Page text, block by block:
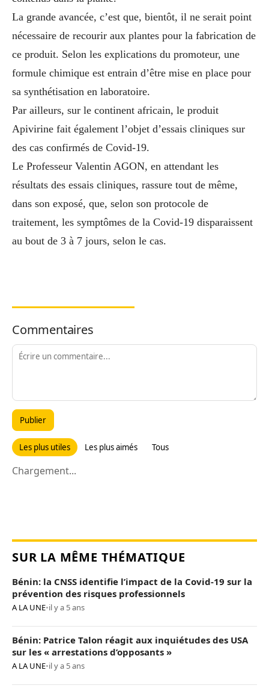
La grande avancée, c’est que, bientôt, il ne serait point
nécessaire de recourir aux plantes pour la fabrication de
ce produit. Selon les explications du promoteur, une
formule chimique est entrain d’être mise en place pour
sa synthétisation en laboratoire.
Par ailleurs, sur le continent africain, le produit
Apivirine fait également l’objet d’essais cliniques sur
des cas confirmés de Covid-19.
Le Professeur Valentin AGON, en attendant les
résultats des essais cliniques, rassure tout de même,
dans son exposé, que, selon son protocole de
traitement, les symptômes de la Covid-19 disparaissent
au bout de 3 à 7 jours, selon le cas.
Commentaires
Publier
Les plus utiles Les plus aimés Tous
Chargement...
SUR LA MÊME THÉMATIQUE
Bénin: la CNSS identifie l’impact de la Covid-19 sur la
prévention des risques professionnels
A LA UNE•il y a 5 ans
Bénin: Patrice Talon réagit aux inquiétudes des USA
sur les « arrestations d’opposants »
A LA UNE•il y a 5 ans